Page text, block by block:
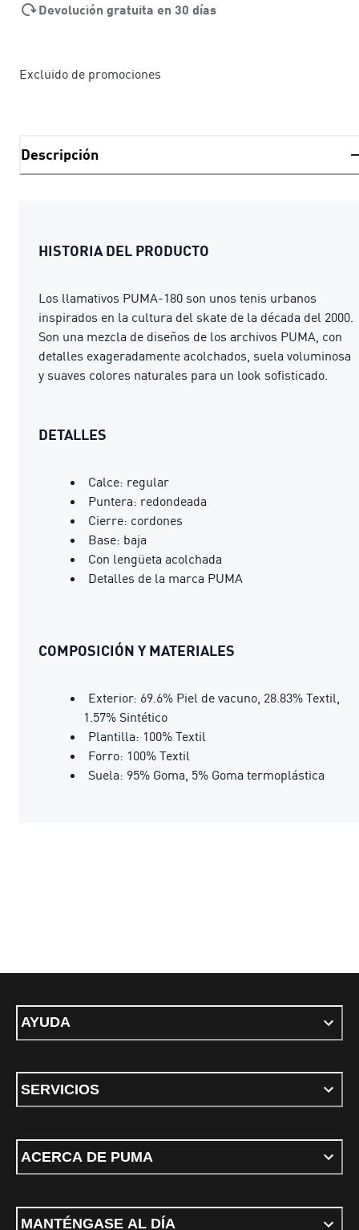
Devolución gratuita en 30 días
Excluido de promociones
Descripción
HISTORIA DEL PRODUCTO
Los llamativos PUMA-180 son unos tenis urbanos
inspirados en la cultura del skate de la década del 2000.
Son una mezcla de diseños de los archivos PUMA, con
detalles exageradamente acolchados, suela voluminosa
y suaves colores naturales para un look sofisticado.
DETALLES
Calce: regular
Puntera: redondeada
Cierre: cordones
Base: baja
Con lengüeta acolchada
Detalles de la marca PUMA
COMPOSICIÓN Y MATERIALES
Exterior: 69.6% Piel de vacuno, 28.83% Textil,
1.57% Sintético
Plantilla: 100% Textil
Forro: 100% Textil
Suela: 95% Goma, 5% Goma termoplástica
AYUDA
SERVICIOS
ACERCA DE PUMA
MANTÉNGASE AL DÍA